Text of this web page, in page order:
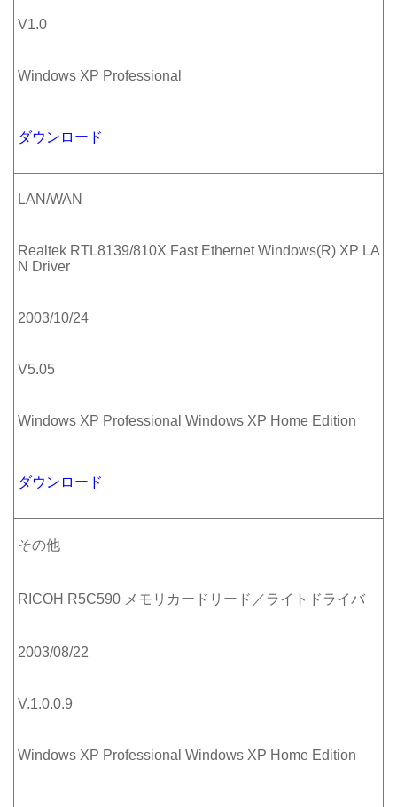
V1.0
Windows XP Professional
ダウンロード
LAN/WAN
Realtek RTL8139/810X Fast Ethernet Windows(R) XP LA
N Driver
2003/10/24
V5.05
Windows XP Professional Windows XP Home Edition
ダウンロード
その他
RICOH R5C590 メモリカードリード／ライトドライバ
2003/08/22
V.1.0.0.9
Windows XP Professional Windows XP Home Edition